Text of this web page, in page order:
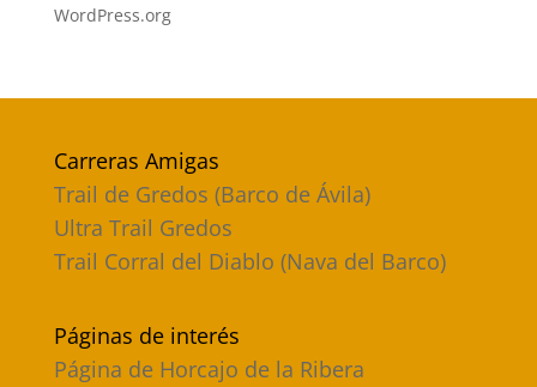
WordPress.org
Carreras Amigas
Trail de Gredos (Barco de Ávila)
Ultra Trail Gredos
Trail Corral del Diablo (Nava del Barco)
Páginas de interés
Página de Horcajo de la Ribera